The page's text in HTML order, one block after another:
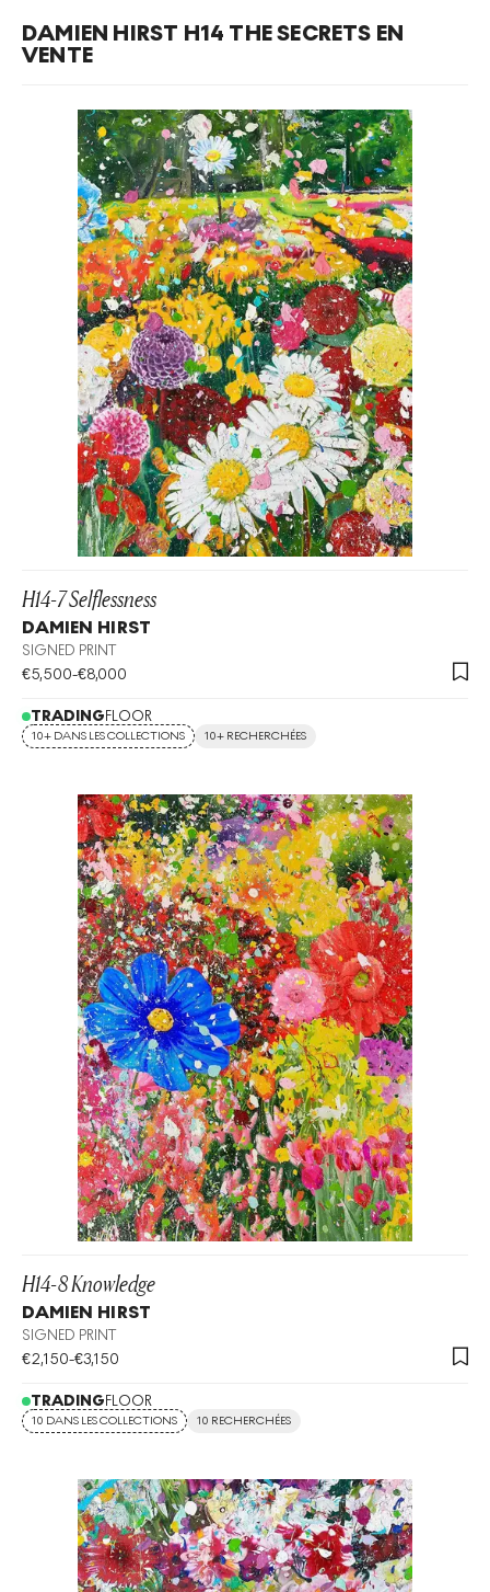
DAMIEN HIRST H14 THE SECRETS EN
VENTE
H14-7 Selflessness
DAMIEN HIRST
SIGNED PRINT
€5,500-€8,000
TRADINGFLOOR
10+ DANS LES COLLECTIONS 10+ RECHERCHÉES
H14-8 Knowledge
DAMIEN HIRST
SIGNED PRINT
€2,150-€3,150
TRADINGFLOOR
10 DANS LES COLLECTIONS 10 RECHERCHÉES